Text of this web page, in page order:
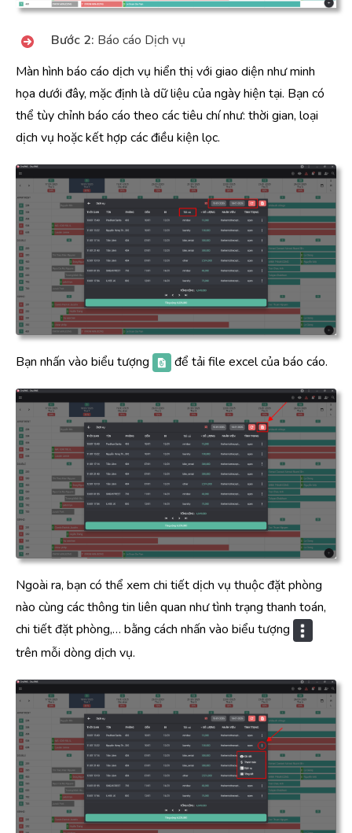
Bước 2: Báo cáo Dịch vụ
Màn hình báo cáo dịch vụ hiển thị với giao diện như minh
họa dưới đây, mặc định là dữ liệu của ngày hiện tại. Bạn có
thể tùy chỉnh báo cáo theo các tiêu chí như: thời gian, loại
dịch vụ hoặc kết hợp các điều kiện lọc.
Bạn nhấn vào biểu tượng để tải file excel của báo cáo.
Ngoài ra, bạn có thể xem chi tiết dịch vụ thuộc đặt phòng
nào cùng các thông tin liên quan như tình trạng thanh toán,
chi tiết đặt phòng,… bằng cách nhấn vào biểu tượng
trên mỗi dòng dịch vụ.